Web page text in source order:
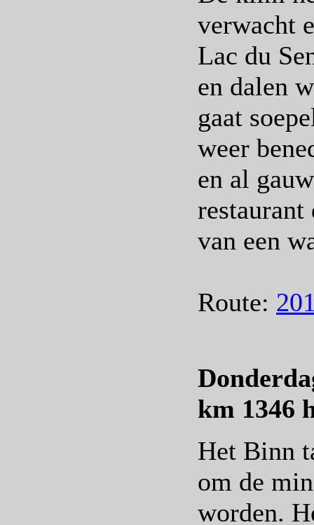
verwacht
Lac du
en dalen
gaat
weer
en al
restaurant
van een
Route:
km 1346
Het Binn
om de
worden.